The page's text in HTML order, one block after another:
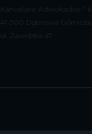
Kancelarie Adwokackie "
41-300 Dąbrowa Górnicza
ul. Zawidzka 47